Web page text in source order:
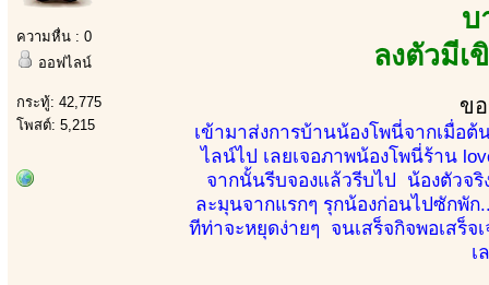
ความหื่น : 0
ออฟไลน์
กระทู้: 42,775
โพสต์: 5,215
บ
ลงตัวมีเ
ข
เข้ามาส่งการบ้านน้องโพนี่จากเมื่อ
ไลน์ไป เลยเจอภาพน้องโพนี่ร้าน
จากนั้นรีบจองแล้วรีบไป น้องตัวจ
ละมุนจากแรกๆ รุกน้องก่อนไปซักพัก
ทีท่าจะหยุดง่ายๆ จนเสร็จกิจพอเสร็จ
เ